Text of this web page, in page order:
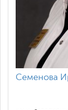
Семенова